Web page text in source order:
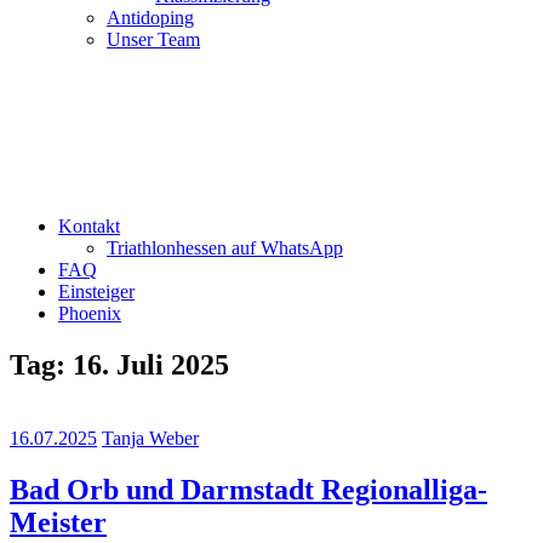
Antidoping
Unser Team
Kontakt
Triathlonhessen auf WhatsApp
FAQ
Einsteiger
Phoenix
Tag: 16. Juli 2025
16.07.2025 Tanja Weber
Bad Orb und Darmstadt Regionalliga-
Meister